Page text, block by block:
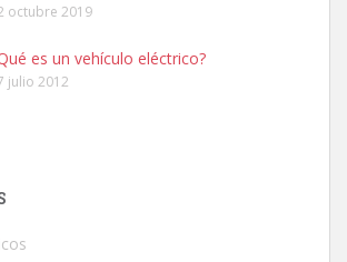
octubre 2019
es un vehículo eléctrico?
julio 2012